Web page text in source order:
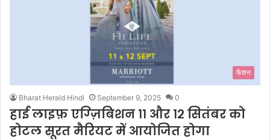
फैशन
Bharat Herald Hindi September 9, 2025 0
हाई लाइफ़ एग्ज़िबिशन ११ और १२ सितंबर को
होटल सूरत मैरियट में आयोजित होगा